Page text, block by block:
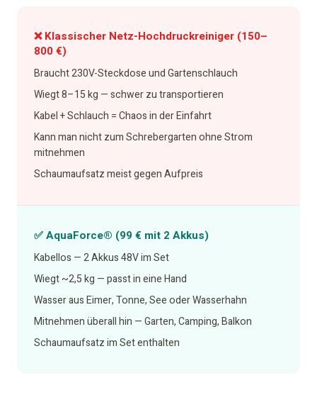
❌ Klassischer Netz-Hochdruckreiniger (150–
800 €)
Braucht 230V-Steckdose und Gartenschlauch
Wiegt 8–15 kg — schwer zu transportieren
Kabel + Schlauch = Chaos in der Einfahrt
Kann man nicht zum Schrebergarten ohne Strom
mitnehmen
Schaumaufsatz meist gegen Aufpreis
✅ AquaForce® (99 € mit 2 Akkus)
Kabellos — 2 Akkus 48V im Set
Wiegt ~2,5 kg — passt in eine Hand
Wasser aus Eimer, Tonne, See oder Wasserhahn
Mitnehmen überall hin — Garten, Camping, Balkon
Schaumaufsatz im Set enthalten